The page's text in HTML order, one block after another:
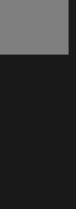
ventana)
ventana)